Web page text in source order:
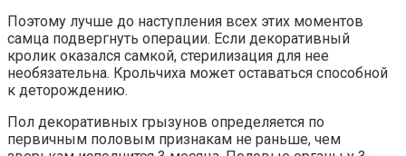
Поэтому лучше до наступления всех этих моментов
самца подвергнуть операции. Если декоративный
кролик оказался самкой, стерилизация для нее
необязательна. Крольчиха может оставаться способной
к деторождению.
Пол декоративных грызунов определяется по
первичным половым признакам не раньше, чем